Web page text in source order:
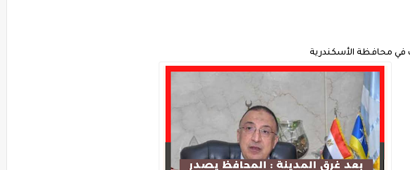
في محافظة الأسكندرية